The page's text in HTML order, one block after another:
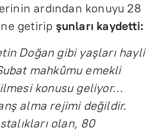
ardından konuyu 28
getirip şunları kaydetti:
Doğan gibi yaşları hayli
mahkûmu emekli
konusu geliyor...
alma rejimi değildir.
olan, 80